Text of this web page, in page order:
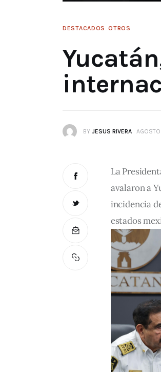
DESTACADOS OTROS
BY JESUS RIVERA
La
avalaron a
incidencia
estados